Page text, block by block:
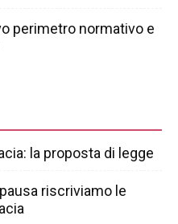
perimetro normativo e
la proposta di legge
riscriviamo le